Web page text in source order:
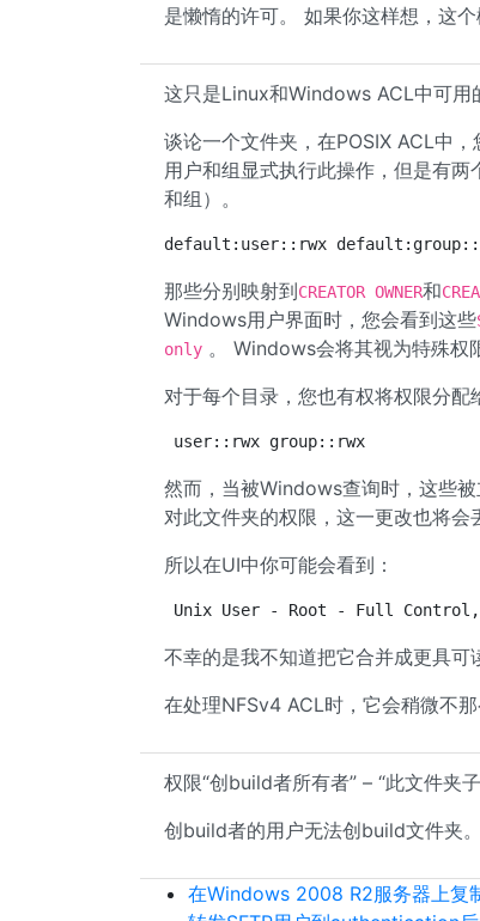
是懒惰的许可。 如果你这样想，这个
这只是Linux和Windows ACL中可用
谈论一个文件夹，在POSIX ACL中
用户和组显式执行此操作，但是有
和组）。
default:user::rwx
那些分别映射到CREATOR OWNER和
Windows用户界面时，您会看到这些
only 。 Windows会将其视为特殊权
对于每个目录，您也有权将权限分配
user::rwx group::rwx
然而，当被Windows查询时，这些
对此文件夹的权限，这一更改也将会
所以在UI中你可能会看到：
Unix User - Root - Full Control,
不幸的是我不知道把它合并成更具可
在处理NFSv4 ACL时，它会稍微不那
权限“创build者所有者” – “此文件夹
创build者的用户无法创build文件夹。
在Windows 2008 R2服务器上复